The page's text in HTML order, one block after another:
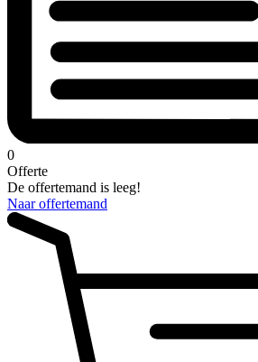
0
Offerte
De offertemand is leeg!
Naar offertemand